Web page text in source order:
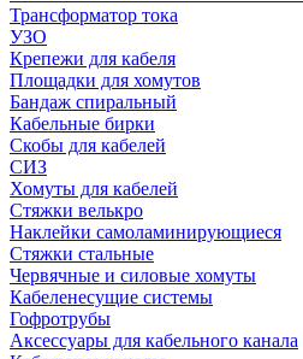
Трансформатор тока
УЗО
Крепежи для кабеля
Площадки для хомутов
Бандаж спиральный
Кабельные бирки
Cкобы для кабелей
СИЗ
Хомуты для кабелей
Стяжки велькро
Наклейки самоламинирующиеся
Стяжки стальные
Червячные и силовые хомуты
Кабеленесущие системы
Гофротрубы
Аксессуары для кабельного канала